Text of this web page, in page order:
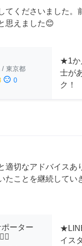
てくださいました。
思えました😊
/ 東京都
sentiment_dissatisfied 0
★1か
士が
ク！
適切なアドバイスあ
たことを継続してい
ポーター
イス